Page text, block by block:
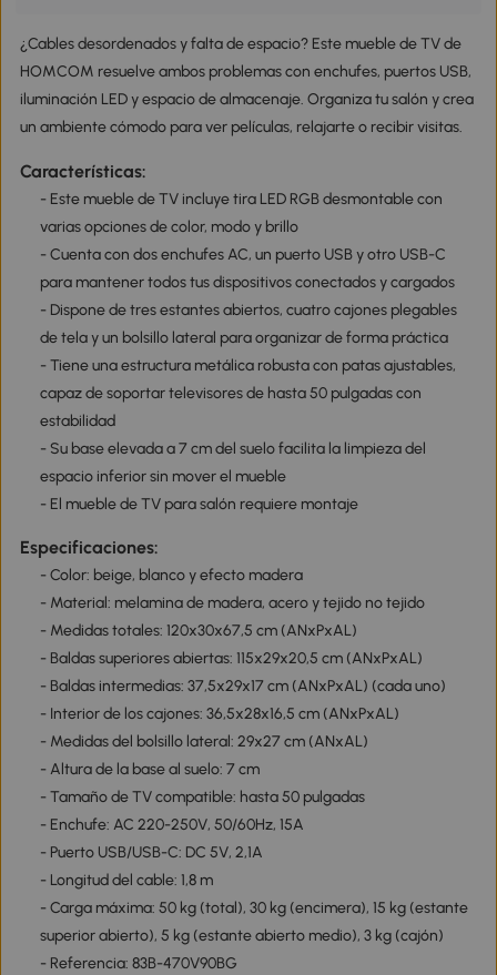
¿Cables desordenados y falta de espacio? Este mueble de TV de
HOMCOM resuelve ambos problemas con enchufes, puertos USB,
iluminación LED y espacio de almacenaje. Organiza tu salón y crea
un ambiente cómodo para ver películas, relajarte o recibir visitas.
Características:
- Este mueble de TV incluye tira LED RGB desmontable con
varias opciones de color, modo y brillo
- Cuenta con dos enchufes AC, un puerto USB y otro USB-C
para mantener todos tus dispositivos conectados y cargados
- Dispone de tres estantes abiertos, cuatro cajones plegables
de tela y un bolsillo lateral para organizar de forma práctica
- Tiene una estructura metálica robusta con patas ajustables,
capaz de soportar televisores de hasta 50 pulgadas con
estabilidad
- Su base elevada a 7 cm del suelo facilita la limpieza del
espacio inferior sin mover el mueble
- El mueble de TV para salón requiere montaje
Especificaciones:
- Color: beige, blanco y efecto madera
- Material: melamina de madera, acero y tejido no tejido
- Medidas totales: 120x30x67,5 cm (ANxPxAL)
- Baldas superiores abiertas: 115x29x20,5 cm (ANxPxAL)
- Baldas intermedias: 37,5x29x17 cm (ANxPxAL) (cada uno)
- Interior de los cajones: 36,5x28x16,5 cm (ANxPxAL)
- Medidas del bolsillo lateral: 29x27 cm (ANxAL)
- Altura de la base al suelo: 7 cm
- Tamaño de TV compatible: hasta 50 pulgadas
- Enchufe: AC 220-250V, 50/60Hz, 15A
- Puerto USB/USB-C: DC 5V, 2,1A
- Longitud del cable: 1,8 m
- Carga máxima: 50 kg (total), 30 kg (encimera), 15 kg (estante
superior abierto), 5 kg (estante abierto medio), 3 kg (cajón)
- Referencia: 83B-470V90BG